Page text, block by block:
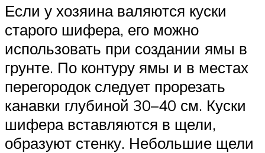
Если у хозяина валяются куски
старого шифера, его можно
использовать при создании ямы в
грунте. По контуру ямы и в местах
перегородок следует прорезать
канавки глубиной 30–40 см. Куски
шифера вставляются в щели,
образуют стенку. Небольшие щели